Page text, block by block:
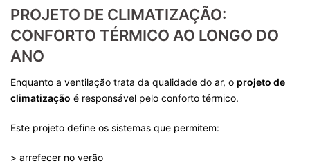
PROJETO DE CLIMATIZAÇÃO:
CONFORTO TÉRMICO AO LONGO DO
ANO
Enquanto a ventilação trata da qualidade do ar, o projeto de
climatização é responsável pelo conforto térmico.
Este projeto define os sistemas que permitem:
> arrefecer no verão